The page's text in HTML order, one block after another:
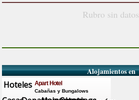
Rubro sin datos
Alojamientos en
Hoteles Apart Hotel
Cabañas y Bungalows